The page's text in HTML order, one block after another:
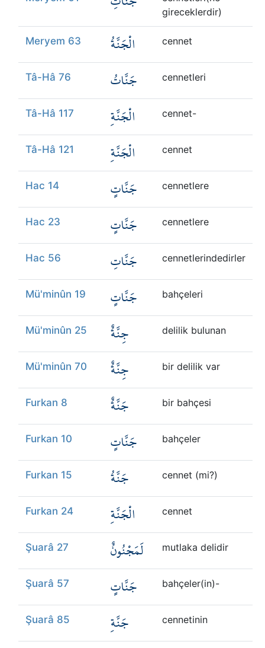
gireceklerdir)
Meryem 63 الْجَنَّةُ cennet
Tâ-Hâ 76 جَنَّاتُ cennetleri
Tâ-Hâ 117 الْجَنَّةِ cennet-
Tâ-Hâ 121 الْجَنَّةِ cennet
Hac 14 جَنَّاتٍ cennetlere
Hac 23 جَنَّاتٍ cennetlere
Hac 56 جَنَّاتِ cennetlerindedirler
Mü'minûn 19 جَنَّاتٍ bahçeleri
Mü'minûn 25 جِنَّةٌ delilik bulunan
Mü'minûn 70 جِنَّةٌ bir delilik var
Furkan 8 جَنَّةٌ bir bahçesi
Furkan 10 جَنَّاتٍ bahçeler
Furkan 15 جَنَّةُ cennet (mi?)
Furkan 24 الْجَنَّةِ cennet
Şuarâ 27 لَمَجْنُونٌ mutlaka delidir
Şuarâ 57 جَنَّاتٍ bahçeler(in)-
Şuarâ 85 جَنَّةِ cennetinin